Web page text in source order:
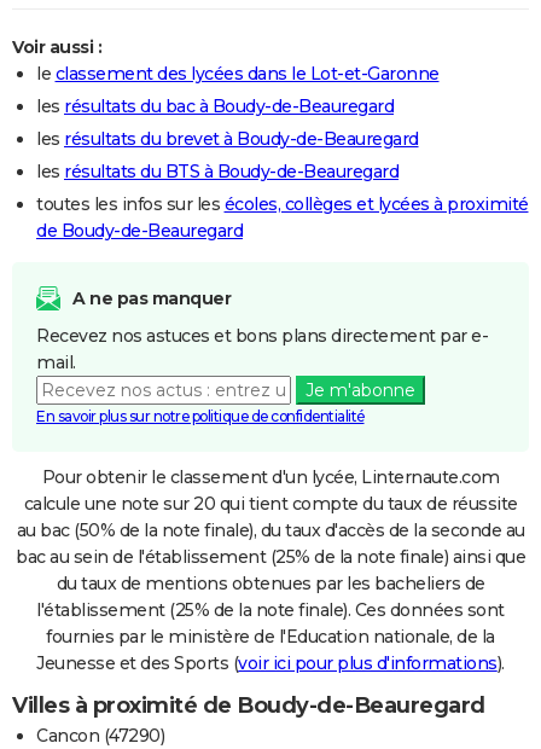
Voir aussi :
le classement des lycées dans le Lot-et-Garonne
les résultats du bac à Boudy-de-Beauregard
les résultats du brevet à Boudy-de-Beauregard
les résultats du BTS à Boudy-de-Beauregard
toutes les infos sur les écoles, collèges et lycées à proximité
de Boudy-de-Beauregard
A ne pas manquer
Recevez nos astuces et bons plans directement par e-
mail.
Je m'abonne
En savoir plus sur notre politique de confidentialité
Pour obtenir le classement d'un lycée, Linternaute.com
calcule une note sur 20 qui tient compte du taux de réussite
au bac (50% de la note finale), du taux d'accès de la seconde au
bac au sein de l'établissement (25% de la note finale) ainsi que
du taux de mentions obtenues par les bacheliers de
l'établissement (25% de la note finale). Ces données sont
fournies par le ministère de l'Education nationale, de la
Jeunesse et des Sports (voir ici pour plus d'informations).
Villes à proximité de Boudy-de-Beauregard
Cancon (47290)